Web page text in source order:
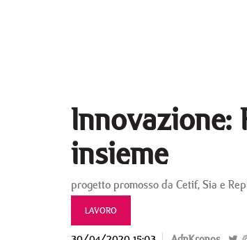
insieme
progetto promosso da Cetif, Sia e
LAVORO